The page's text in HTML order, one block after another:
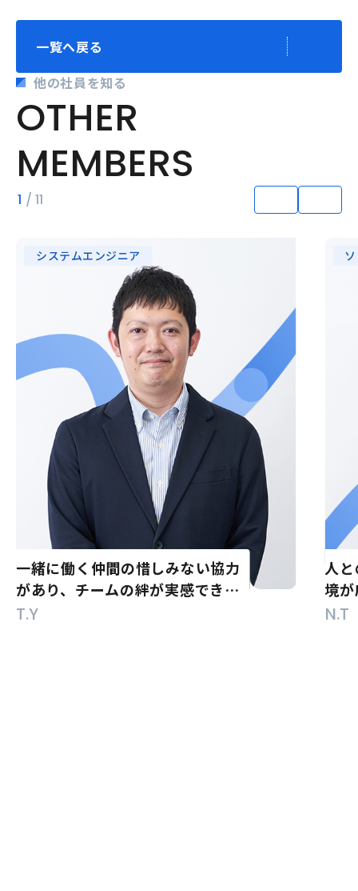
一覧へ戻る
他の社員を知る
OTHER
MEMBERS
1 / 11
システムエンジニア
一緒に働く仲間の惜しみない協力
があり、チームの絆が実感できま
す！
T.Y
人
境
N.T